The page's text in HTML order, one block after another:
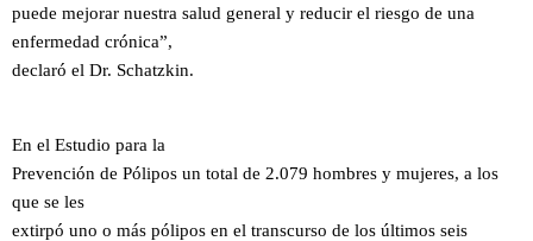
puede mejorar nuestra salud general y reducir el riesgo de una
enfermedad crónica”,
declaró el Dr. Schatzkin.
En el Estudio para la
Prevención de Pólipos un total de 2.079 hombres y mujeres, a los
que se les
extirpó uno o más pólipos en el transcurso de los últimos seis